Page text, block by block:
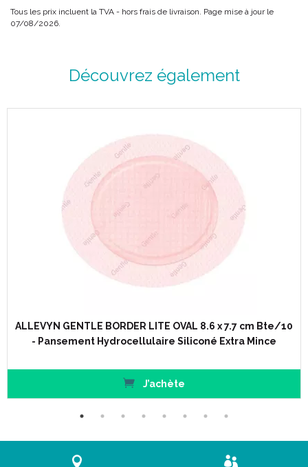
Tous les prix incluent la TVA - hors frais de livraison. Page mise à jour le
07/08/2026.
Découvrez également
ALLEVYN GENTLE BORDER LITE OVAL 8.6 x 7.7 cm Bte/10
- Pansement Hydrocellulaire Siliconé Extra Mince
J’achète